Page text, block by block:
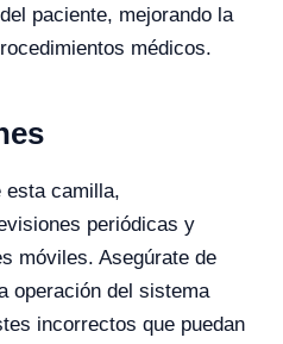
paciente, mejorando la
médicos.
esta camilla,
periódicas y
móviles. Asegúrate de
operación del sistema
incorrectos que puedan